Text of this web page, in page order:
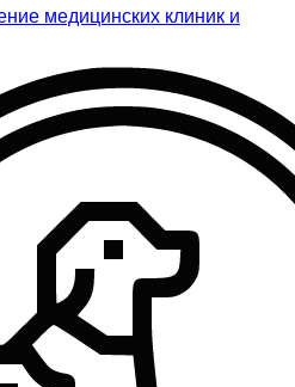
медицинских клиник и